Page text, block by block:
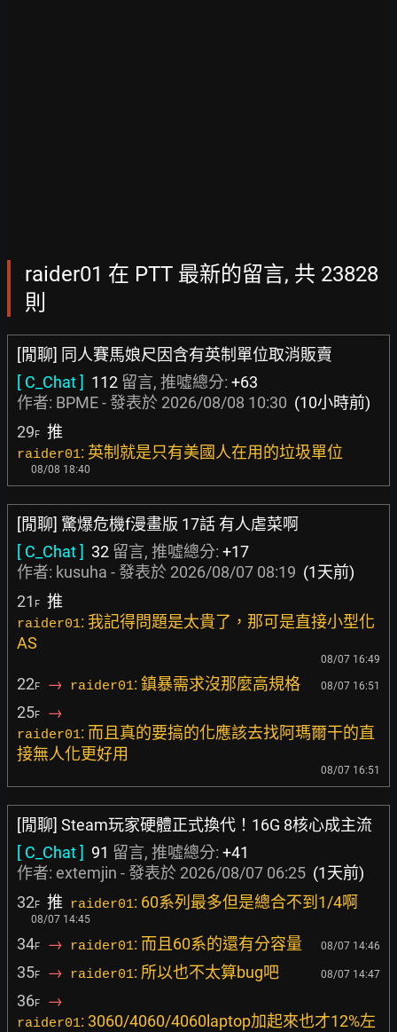
raider01 在 PTT 最新的留言, 共 23828
則
[閒聊] 同人賽馬娘尺因含有英制單位取消販賣
[ C_Chat ] 112 留言, 推噓總分: +63
作者: BPME- 發表於 2026/08/08 10:30 (10小時前)
29F 推
raider01: 英制就是只有美國人在用的垃圾單位
08/08 18:40
[閒聊] 驚爆危機f漫畫版 17話 有人虐菜啊
[ C_Chat ] 32 留言, 推噓總分: +17
作者: kusuha - 發表於 2026/08/07 08:19 (1天前)
21 F 推
raider01: 我記得問題是太貴了，那可是直接小型化
AS
08/07 16:49
22F → raider01: 鎮暴需求沒那麼高規格 08/07 16:51
25F →
raider01: 而且真的要搞的化應該去找阿瑪爾干的直
接無人化更好用
08/07 16:51
[閒聊] Steam玩家硬體正式換代！16G 8核心成主流
[ C_Chat ] 91 留言, 推噓總分: +41
作者: extemjin - 發表於 2026/08/07 06:25 (1天前)
32F 推 raider01: 60系列最多但是總合不到1/4啊
08/07 14:45
34F → raider01: 而且60系的還有分容量 08/07 14:46
35F → raider01: 所以也不太算bug吧 08/07 14:47
36F →
raider01: 3060/4060/4060laptop加起來也才12%左